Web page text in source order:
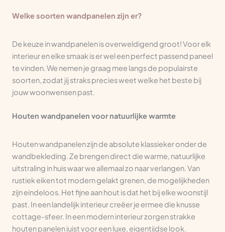
Welke soorten wandpanelen zijn er?
De keuze in wandpanelen is overweldigend groot! Voor elk
interieur en elke smaak is er wel een perfect passend paneel
te vinden. We nemen je graag mee langs de populairste
soorten, zodat jij straks precies weet welke het beste bij
jouw woonwensen past.
Houten wandpanelen voor natuurlijke warmte
Houten wandpanelen zijn de absolute klassieker onder de
wandbekleding. Ze brengen direct die warme, natuurlijke
uitstraling in huis waar we allemaal zo naar verlangen. Van
rustiek eiken tot modern gelakt grenen, de mogelijkheden
zijn eindeloos. Het fijne aan hout is dat het bij elke woonstijl
past. In een landelijk interieur creëer je ermee die knusse
cottage-sfeer. In een modern interieur zorgen strakke
houten panelen juist voor een luxe, eigentijdse look.